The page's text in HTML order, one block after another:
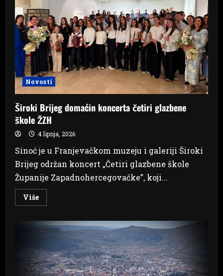
Novosti
Široki Brijeg domaćin koncerta četiri glazbene
škole ŽZH
4 lipnja, 2026
Sinoć je u Franjevačkom muzeju i galeriji Široki
Brijeg održan koncert „Četiri glazbene škole
Županije Zapadnohercegovačke”, koji...
VišeRead
more
Brijeg
domaćin
koncerta
glazbene
škole
ŽZH